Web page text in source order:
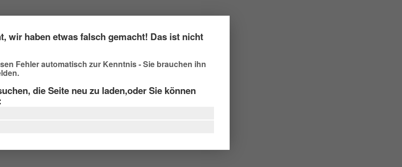
wir haben etwas falsch gemacht! Das ist nicht
Fehler automatisch zur Kenntnis - Sie brauchen ihn
die Seite neu zu laden,oder Sie können